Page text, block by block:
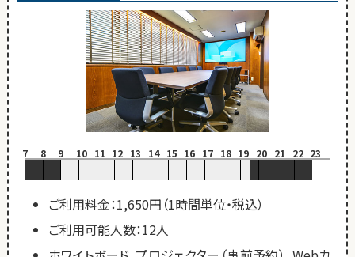
7 8 9 10 11 12 13 14 15 16 17 18 19 20 21 22 23
ご利用料金：1,650円（1時間単位・税込）
ご利用可能人数：12人